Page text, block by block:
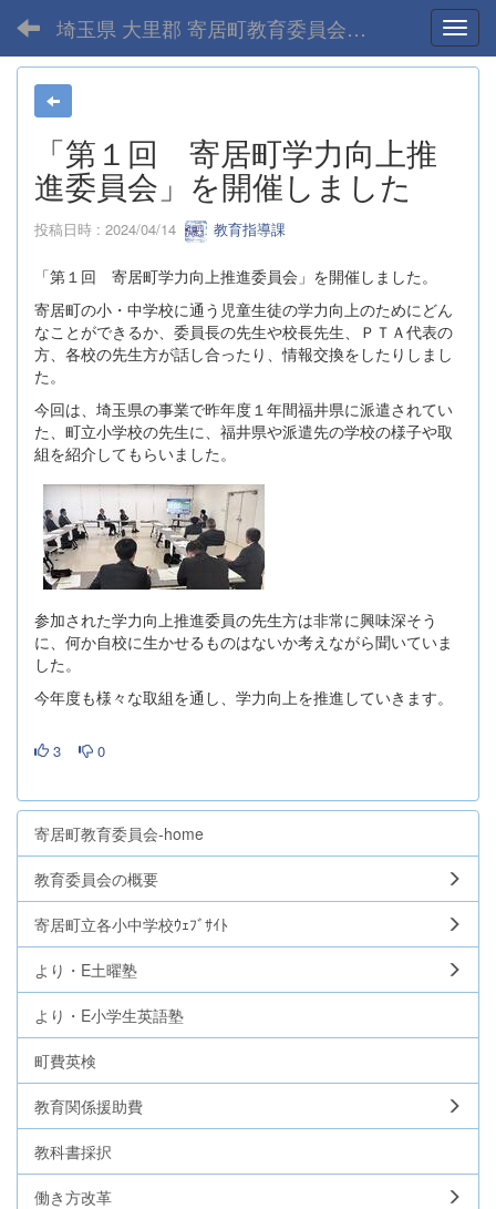
埼玉県 大里郡 寄居町教育委員会-home
「第１回 寄居町学力向上推
進委員会」を開催しました
投稿日時 : 2024/04/14 教育指導課
「第１回 寄居町学力向上推進委員会」を開催しました。
寄居町の小・中学校に通う児童生徒の学力向上のためにどん
なことができるか、委員長の先生や校長先生、ＰＴＡ代表の
方、各校の先生方が話し合ったり、情報交換をしたりしまし
た。
今回は、埼玉県の事業で昨年度１年間福井県に派遣されてい
た、町立小学校の先生に、福井県や派遣先の学校の様子や取
組を紹介してもらいました。
参加された学力向上推進委員の先生方は非常に興味深そう
に、何か自校に生かせるものはないか考えながら聞いていま
した。
今年度も様々な取組を通し、学力向上を推進していきます。
3 0
寄居町教育委員会-home
教育委員会の概要
寄居町立各小中学校ｳｪﾌﾞｻｲﾄ
より・E土曜塾
より・E小学生英語塾
町費英検
教育関係援助費
教科書採択
働き方改革